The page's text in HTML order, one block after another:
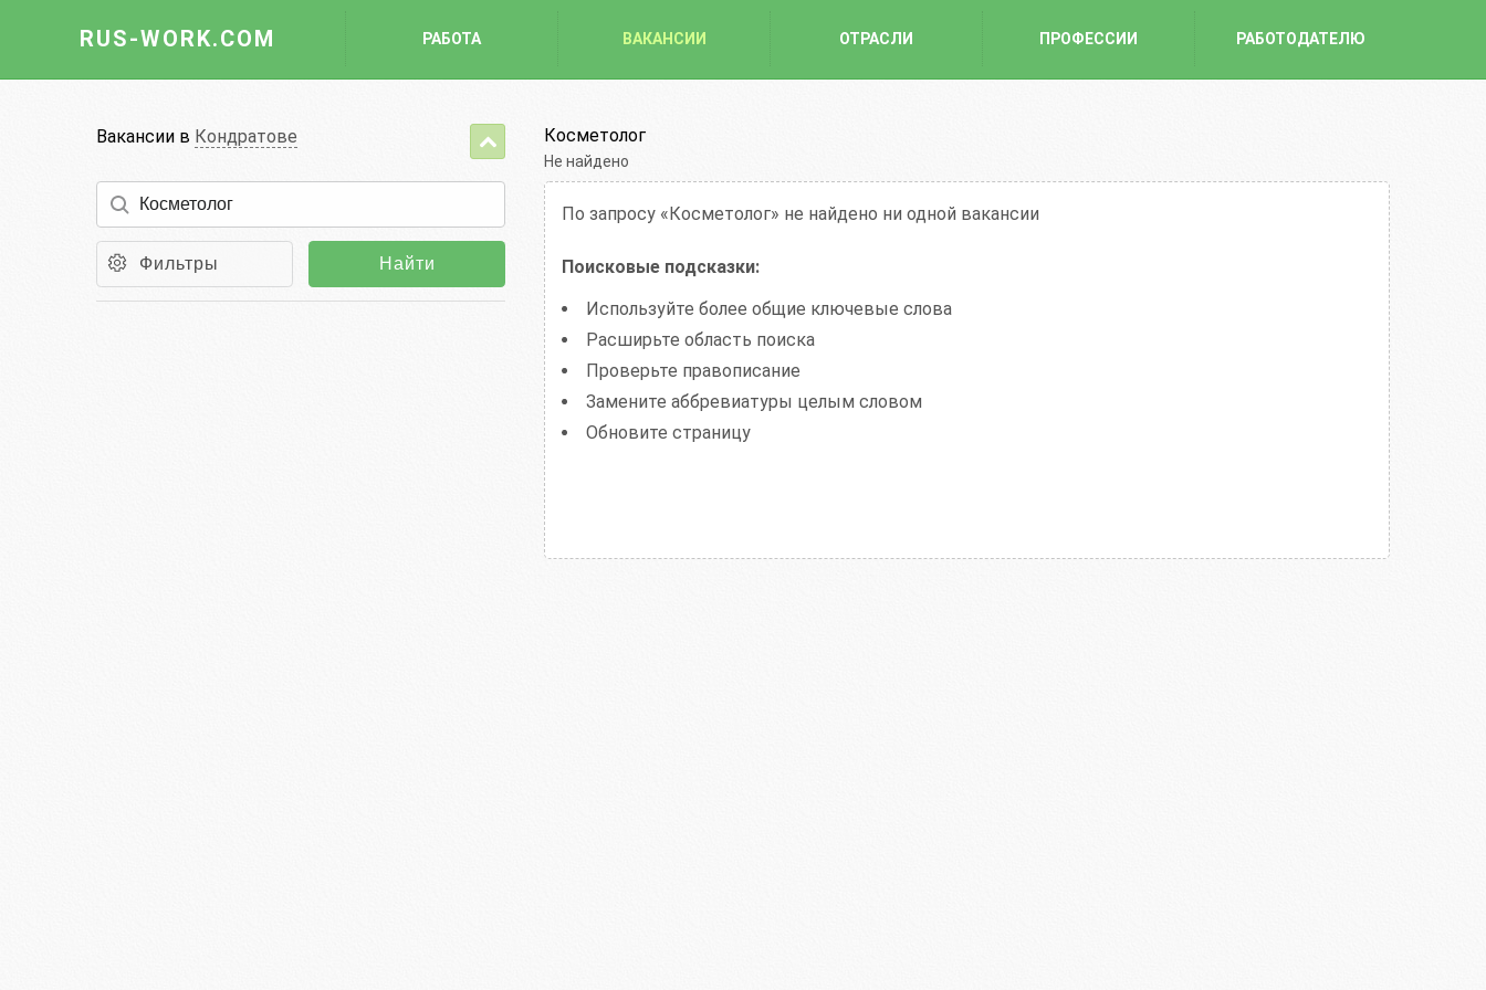
RUS-WORK.COM РАБОТА ВАКАНСИИ ОТРАСЛИ ПРОФЕССИИ РАБОТОДАТЕЛЮ
Профессии
Вакансии в Кондратове
Фильтры Найти
Косметолог
Не найдено
По запросу «Косметолог» не найдено ни одной вакансии
Поисковые подсказки:
Используйте более общие ключевые слова
Расширьте область поиска
Проверьте правописание
Замените аббревиатуры целым словом
Обновите страницу